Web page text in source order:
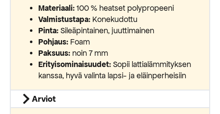
Materiaali: 100 % heatset polypropeeni
Valmistustapa: Konekudottu
Pinta: Sileäpintainen, juuttimainen
Pohjaus: Foam
Paksuus: noin 7 mm
Erityisominaisuudet: Sopii lattialämmityksen
kanssa, hyvä valinta lapsi- ja eläinperheisiin
Arviot